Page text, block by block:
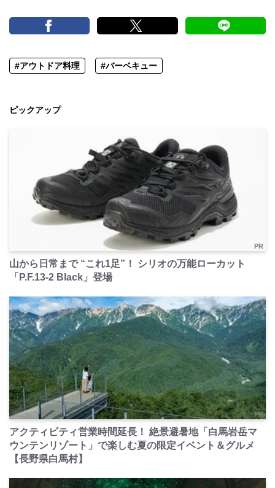
#アウトドア料理 #バーベキュー
ピックアップ
PR
山から日常まで “これ1足”！ シリオの万能ローカット
「P.F.13-2 Black」登場
PR
アクティビティ営業時間延長！ 絶景避暑地「白馬岩岳マ
ウンテンリゾート」で楽しむ夏の限定イベント＆グルメ
【長野県白馬村】